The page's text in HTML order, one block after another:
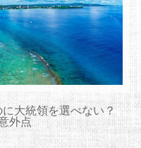
大統領を選べない？
外点